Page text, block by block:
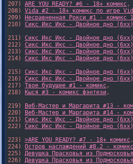
207) ARE YOU READY? #6 - 18+ комикс,
208) Vida #2 - 18+ комикс по игре
209)
Несравненная Рокси #1 - комикс
210) Сикс Икс Икс - Двойное дно
211) Сикс Икс Икс - Двойное дно
212) Сикс Икс Икс - Двойное дно
213) Сикс Икс Икс - Двойное дно
214) Сикс Икс Икс - Двойное дно
215) Сикс Икс Икс - Двойное дно
216) Сикс Икс Икс - Двойное дно
217) Твое будущее #1 - комикс,
218)
Кыся #3 - комикс фэнтези,
219)
Веб-Мастер и Маргарита #13 -
220)
Веб-Мастер и Маргарита #14 -
221) Сикс Икс Икс - Двойное дно
222) Сикс Икс Икс - Двойное дно
223) >ARE YOU READY? #7 - 18+ комикс,
224) Остров наслаждений #8.2 -
225) Девушка Прасковья из
226) Девушка Прасковья из